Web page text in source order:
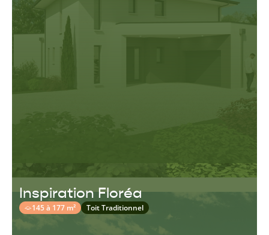
Inspiration Floréa
145 à 177 m² Toit Traditionnel